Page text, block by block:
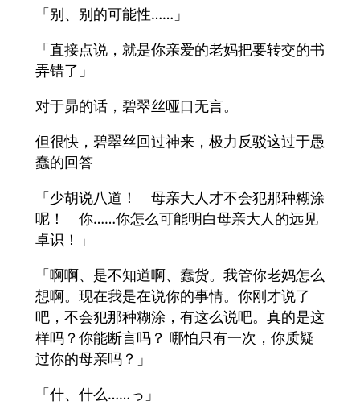
「别、别的可能性……」
「直接点说，就是你亲爱的老妈把要转交的书
弄错了」
对于昴的话，碧翠丝哑口无言。
但很快，碧翠丝回过神来，极力反驳这过于愚
蠢的回答
「少胡说八道！ 母亲大人才不会犯那种糊涂
呢！ 你……你怎么可能明白母亲大人的远见
卓识！」
「啊啊、是不知道啊、蠢货。我管你老妈怎么
想啊。现在我是在说你的事情。你刚才说了
吧，不会犯那种糊涂，有这么说吧。真的是这
样吗？你能断言吗？ 哪怕只有一次，你质疑
过你的母亲吗？」
「什、什么……っ」